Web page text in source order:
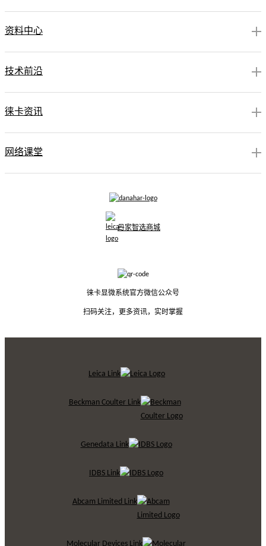
资料中心
技术前沿
徕卡资讯
网络课堂
丹家智选商城
徕卡显微系统官方微信公众号
扫码关注，更多资讯，实时掌握
Leica Link
Beckman Coulter Link
Genedata Link
IDBS Link
Abcam Limited Link
Molecular Devices Link